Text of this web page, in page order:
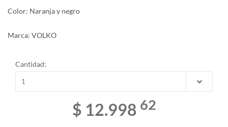
Color: Naranja y negro
Marca: VOLKO
Cantidad:
$ 12.998 62